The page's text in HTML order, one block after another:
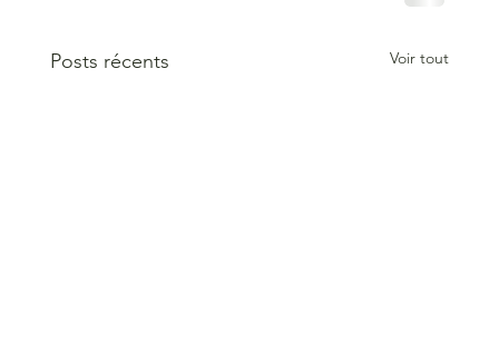
Posts récents Voir tout